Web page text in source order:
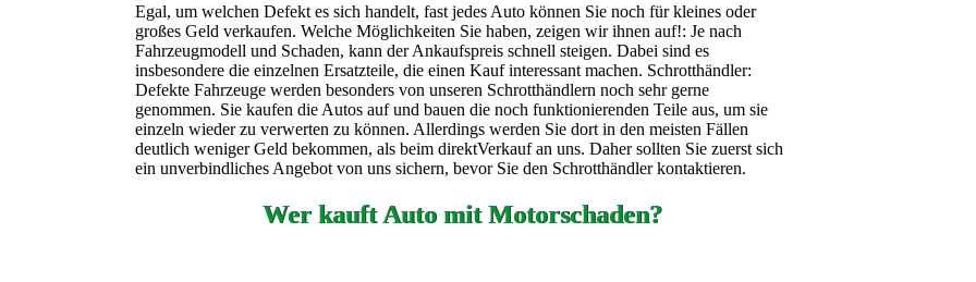
Egal, um welchen Defekt es sich handelt, fast jedes Auto können Sie noch für kleines oder
großes Geld verkaufen. Welche Möglichkeiten Sie haben, zeigen wir ihnen auf!: Je nach
Fahrzeugmodell und Schaden, kann der Ankaufspreis schnell steigen. Dabei sind es
insbesondere die einzelnen Ersatzteile, die einen Kauf interessant machen. Schrotthändler:
Defekte Fahrzeuge werden besonders von unseren Schrotthändlern noch sehr gerne
genommen. Sie kaufen die Autos auf und bauen die noch funktionierenden Teile aus, um sie
einzeln wieder zu verwerten zu können. Allerdings werden Sie dort in den meisten Fällen
deutlich weniger Geld bekommen, als beim direktVerkauf an uns. Daher sollten Sie zuerst sich
ein unverbindliches Angebot von uns sichern, bevor Sie den Schrotthändler kontaktieren.
Wer kauft Auto mit Motorschaden?